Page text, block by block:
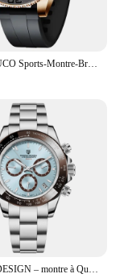
PAGANI UCO Sports-Montre-Bracelet Mécanique pour Homme, Saphir, Luxe, existent, Acier Inoxydable, Horloge Étanche
PAGANI DESIGN – montre à Quartz noire pour hommes, marque de luxe, chronographe sportif, étanche, lumineuse, nouvelle collection 2023